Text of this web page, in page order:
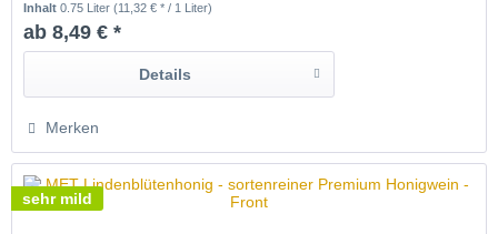
Verantwortungsvoller Umgang mit Alkohol! Die Lieferung ist nur
an Personen mit dem gesetzlichen...
Inhalt0.75 Liter(11,32 € * / 1 Liter)
ab 8,49 € *
Details
Merken
sehr mild